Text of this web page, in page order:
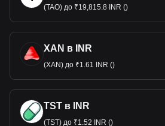
(TAO) до ₹19,815.8 INR ()
XAN в INR
(XAN) до ₹1.61 INR ()
TST в INR
(TST) до ₹1.52 INR ()